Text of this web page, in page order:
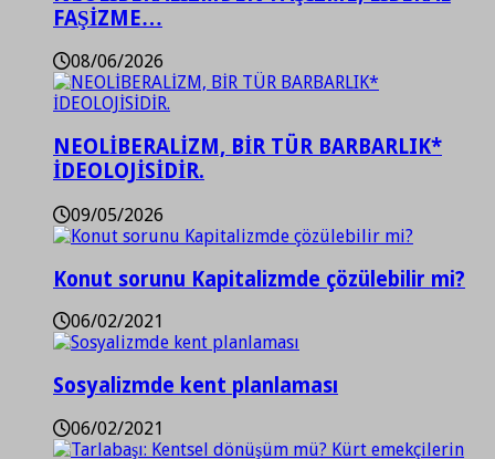
FAŞİZME…
08/06/2026
NEOLİBERALİZM, BİR TÜR BARBARLIK*
İDEOLOJİSİDİR.
09/05/2026
Konut sorunu Kapitalizmde çözülebilir mi?
06/02/2021
Sosyalizmde kent planlaması
06/02/2021